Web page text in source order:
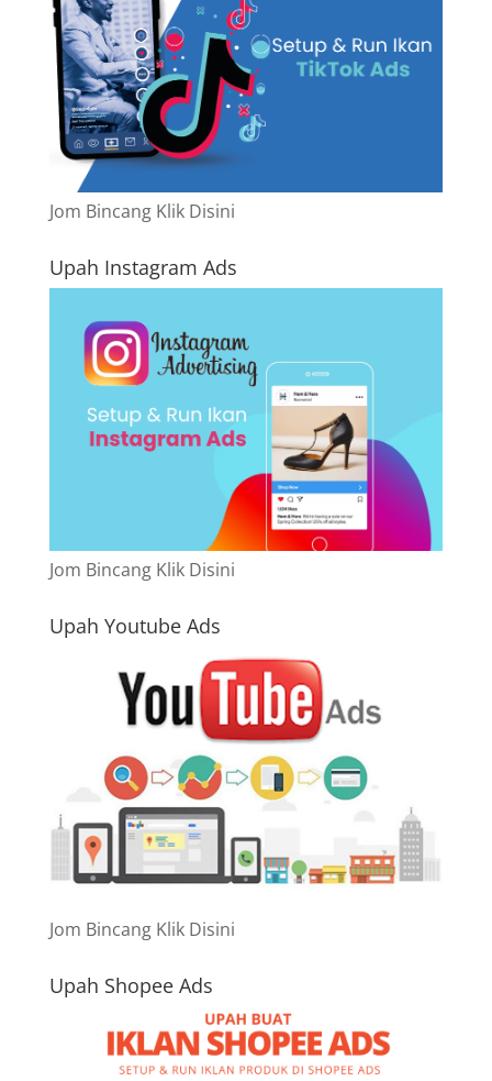
Jom Bincang Klik Disini
Upah Instagram Ads
Jom Bincang Klik Disini
Upah Youtube Ads
Jom Bincang Klik Disini
Upah Shopee Ads